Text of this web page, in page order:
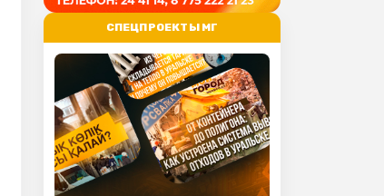
СПЕЦПРОЕКТЫ МГ